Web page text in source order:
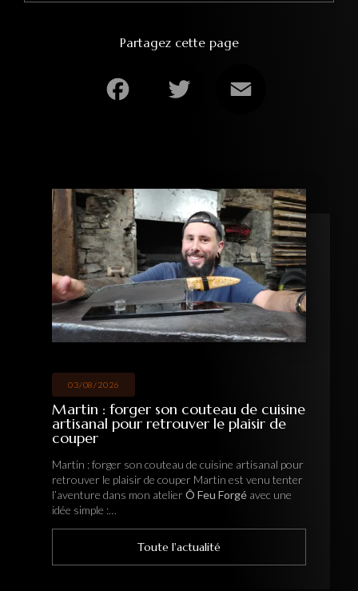
Partagez cette page
03/08/2026
Martin : forger son couteau de cuisine
artisanal pour retrouver le plaisir de
couper
Martin : forger son couteau de cuisine artisanal pour
retrouver le plaisir de couper Martin est venu tenter
l’aventure dans mon atelierÔ Feu Forgé avec une
idée simple :…
Toute l'actualité